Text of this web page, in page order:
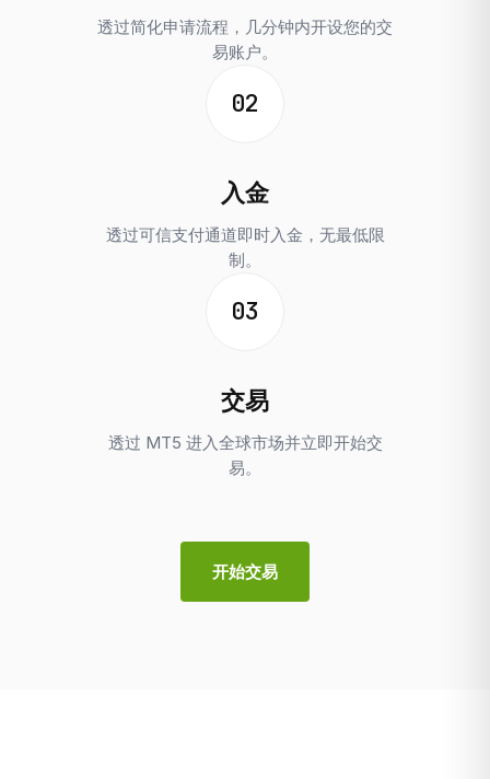
透过简化申请流程，几分钟内开设您的交
易账户。
02
入金
透过可信支付通道即时入金，无最低限
制。
03
交易
透过 MT5 进入全球市场并立即开始交
易。
开始交易